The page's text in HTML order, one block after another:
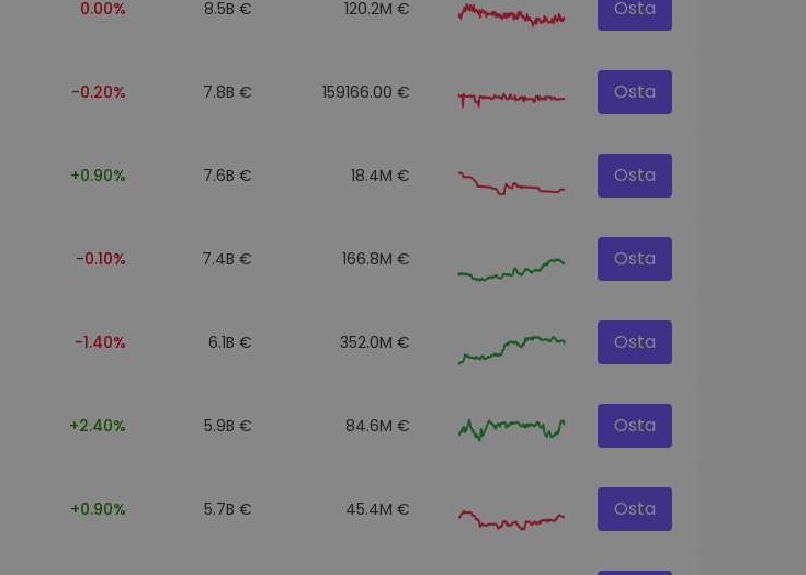
0.00% 8.5B € 120.2M € Osta
-0.20% 7.8B € 159166.00 € Osta
+0.90% 7.6B € 18.4M € Osta
-0.10% 7.4B € 166.8M € Osta
-1.40% 6.1B € 352.0M € Osta
+2.40% 5.9B € 84.6M € Osta
+0.90% 5.7B € 45.4M € Osta